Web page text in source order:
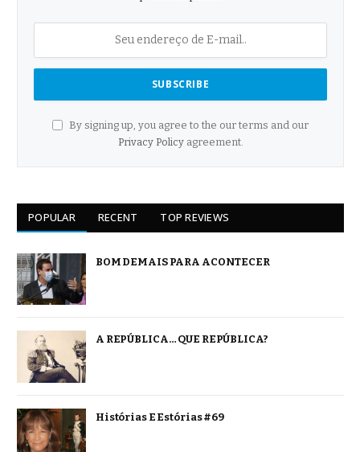
By signing up, you agree to the our terms and our
Privacy Policyagreement.
POPULAR RECENT TOP REVIEWS
BOM DEMAIS PARA ACONTECER
A REPÚBLICA… QUE REPÚBLICA?
Histórias E Estórias #69